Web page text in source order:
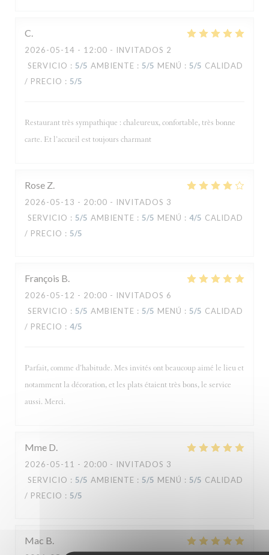
C
2026-05-14 - 12:00 - INVITADOS 2
SERVICIO : 5/5 AMBIENTE : 5/5 MENÚ : 5/5 CALIDAD
/ PRECIO : 5/5
Restaurant très sympathique : chaleureux, confortable, très bonne
carte. Et l’accueil est toujours charmant
Rose Z
2026-05-13 - 20:00 - INVITADOS 3
SERVICIO : 5/5 AMBIENTE : 5/5 MENÚ : 4/5 CALIDAD
/ PRECIO : 5/5
François B
2026-05-12 - 20:00 - INVITADOS 6
SERVICIO : 5/5 AMBIENTE : 5/5 MENÚ : 5/5 CALIDAD
/ PRECIO : 4/5
Parfait, comme d’habitude. Mes invités ont beaucoup aimé le lieu et
notamment la décoration, et les plats étaient très bons, le service
aussi. Merci.
Mme D
2026-05-11 - 20:00 - INVITADOS 3
SERVICIO : 5/5 AMBIENTE : 5/5 MENÚ : 5/5 CALIDAD
/ PRECIO : 5/5
Mac B